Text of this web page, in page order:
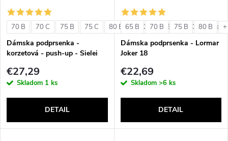
70 B 70 C 75 B 75 C 80 B 80 C 85 B 85 C +
Dámska podprsenka -
korzetová - push-up - Sielei
€27,29
Skladom 1 ks
DETAIL
65 B 70 B 75 B 80 B
Dámska podprsenka - Lormar
Joker 18
€22,69
Skladom >6 ks
DETAIL